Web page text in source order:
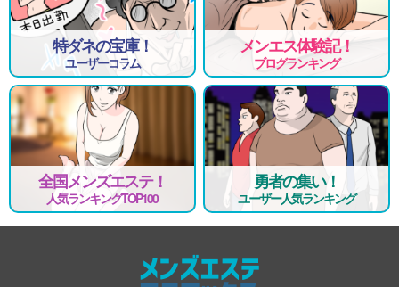
特ダネの宝庫！
ユーザーコラム
メンエス体験記！
ブログランキング
全国メンズエステ！
人気ランキングTOP100
勇者の集い！
ユーザー人気ランキング